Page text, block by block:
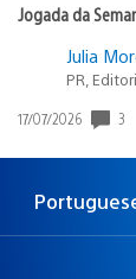
Jogada da
Julia
PR,
Data
publicação:
17/07/2026 3
Selecione
Região